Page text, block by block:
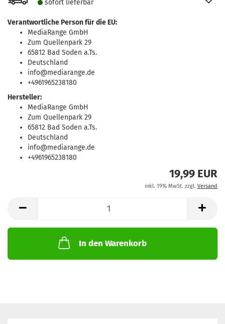
sofort lie­fer­bar
Verantwortliche Person für die EU:
MediaRange GmbH
Zum Quellenpark 29
65812 Bad Soden a.Ts.
Deutschland
info@mediarange.de
+4961965238180
Hersteller:
MediaRange GmbH
Zum Quellenpark 29
65812 Bad Soden a.Ts.
Deutschland
info@mediarange.de
+4961965238180
19,99 EUR
inkl. 19% MwSt. zzgl. Versand
In den Warenkorb